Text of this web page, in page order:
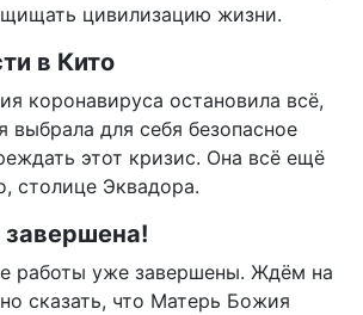
цивилизацию жизни.
в Кито
коронавируса остановила всё,
для себя безопасное
этот кризис. Она всё ещё
столице Эквадора.
завершена!
работы уже завершены. Ждём на
сказать, что Матерь Божия